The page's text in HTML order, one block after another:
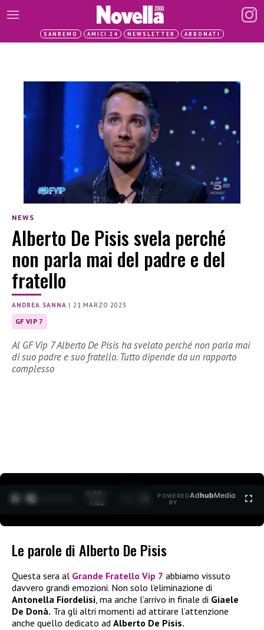
SANREMO AMICI 24 NEWSLETTER ABBONATI
NEWS
Alberto De Pisis svela perché
non parla mai del padre e del
fratello
ANDREA SANNA |21 MARZO 2023
GF VIP 7
Al GF Vip 7 Alberto De Pisis ha svelato perché non parla mai
di suo padre e suo fratello. Tutto dipende da un rapporto
complesso
0:30 /
1:40
POWERED
BY
AdhubMedia
Le parole di Alberto De Pisis
Questa sera al Grande Fratello Vip 7 abbiamo vissuto
davvero grandi emozioni. Non solo l’eliminazione di
Antonella Fiordelisi, ma anche l’arrivo in finale di Giaele
De Donà. Tra gli altri momenti ad attirare l’attenzione
anche quello dedicato ad Alberto De Pisis.